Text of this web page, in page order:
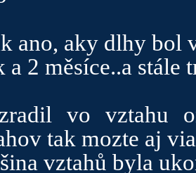
ano, aky dlhy bol
a 2 měsíce..a stále
vo vztahu
tak mozte aj
vztahů byla